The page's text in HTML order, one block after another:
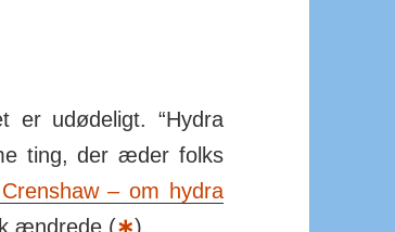
er udødeligt. “Hydra
ting, der æder folks
– om hydra
æn­drede (∗).